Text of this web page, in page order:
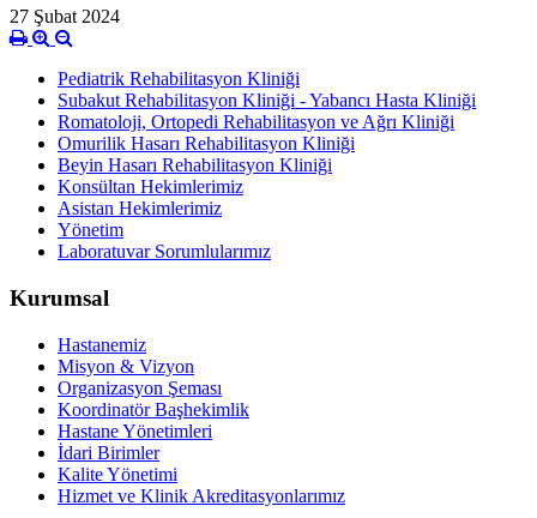
27 Şubat 2024
Pediatrik Rehabilitasyon Kliniği
Subakut Rehabilitasyon Kliniği - Yabancı Hasta Kliniği
Romatoloji, Ortopedi Rehabilitasyon ve Ağrı Kliniği
Omurilik Hasarı Rehabilitasyon Kliniği
Beyin Hasarı Rehabilitasyon Kliniği
Konsültan Hekimlerimiz
Asistan Hekimlerimiz
Yönetim
Laboratuvar Sorumlularımız
Kurumsal
Hastanemiz
Misyon & Vizyon
Organizasyon Şeması
Koordinatör Başhekimlik
Hastane Yönetimleri
İdari Birimler
Kalite Yönetimi
Hizmet ve Klinik Akreditasyonlarımız